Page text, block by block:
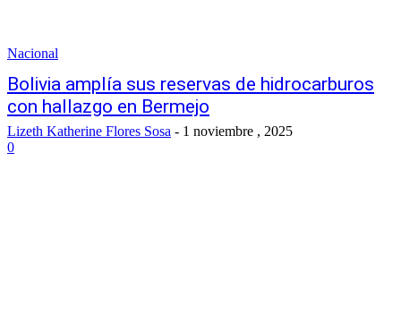
Nacional
Bolivia amplía sus reservas de hidrocarburos
con hallazgo en Bermejo
Lizeth Katherine Flores Sosa - 1 noviembre , 2025
0